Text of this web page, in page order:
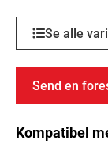
Se alle
Send en
Kompatibel